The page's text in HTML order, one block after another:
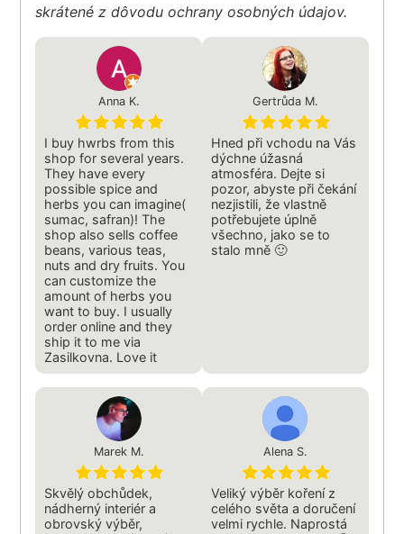
skrátené z dôvodu ochrany osobných údajov.
Anna K.
I buy hwrbs from this
shop for several years.
They have every
possible spice and
herbs you can imagine(
sumac, safran)! The
shop also sells coffee
beans, various teas,
nuts and dry fruits. You
can customize the
amount of herbs you
want to buy. I usually
order online and they
ship it to me via
Zasilkovna. Love it
Gertrůda M.
Hned při vchodu na Vás
dýchne úžasná
atmosféra. Dejte si
pozor, abyste při čekání
nezjistili, že vlastně
potřebujete úplně
všechno, jako se to
stalo mně 🙂
Marek M.
Skvělý obchůdek,
nádherný interiér a
obrovský výběr,
Alena S.
Veliký výběr koření z
celého světa a doručení
velmi rychle. Naprostá